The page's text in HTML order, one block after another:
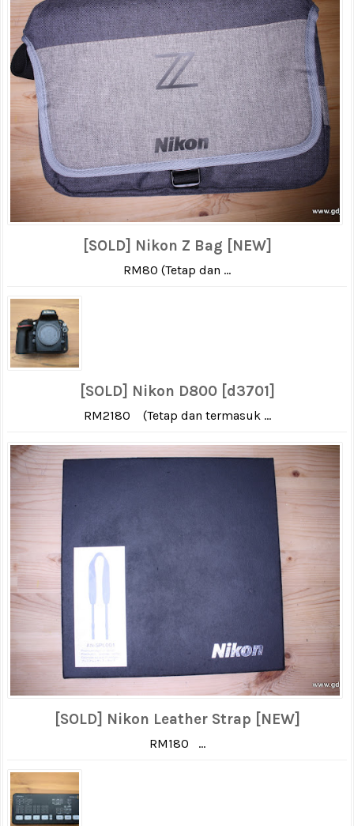
[SOLD] Nikon Z Bag [NEW]
RM80 (Tetap dan ...
[SOLD] Nikon D800 [d3701]
RM2180 (Tetap dan termasuk ...
[SOLD] Nikon Leather Strap [NEW]
RM180 ...